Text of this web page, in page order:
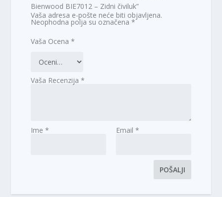
Bienwood BIE7012 – Zidni čiviluk”
Vaša adresa e-pošte neće biti objavljena.
Neophodna polja su označena*
Vaša Ocena*
Vaša Recenzija*
Ime* Email *